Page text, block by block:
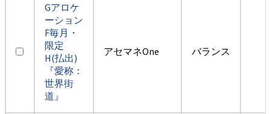
Gアロケ
ーション
F毎月・
限定
H(払出)
『愛称：
世界街
道』
アセマネOne バランス